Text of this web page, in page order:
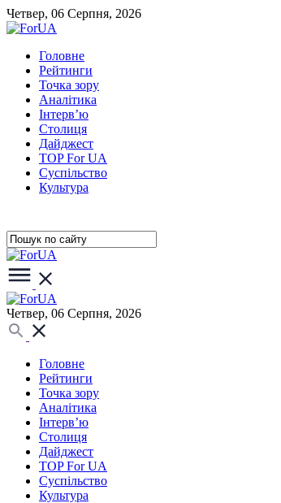
Четвер, 06 Серпня, 2026
Головне
Рейтинги
Точка зору
Аналітика
Інтерв’ю
Столиця
Дайджест
TOP For UA
Суспiльство
Культура
Четвер, 06 Серпня, 2026
Головне
Рейтинги
Точка зору
Аналітика
Інтерв’ю
Столиця
Дайджест
TOP For UA
Суспiльство
Культура